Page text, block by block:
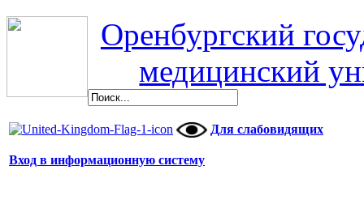
Оренбургский
медицинский
Для слабовидящих
Вход в информационную систему